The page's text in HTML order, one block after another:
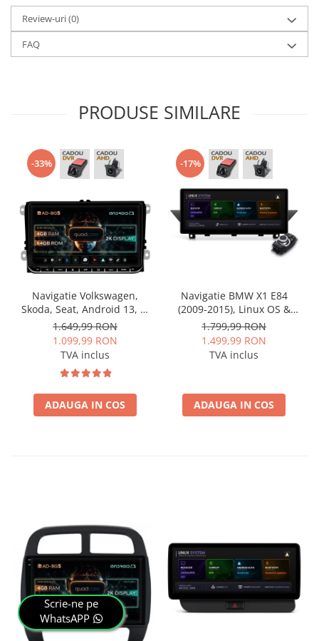
Review-uri(0)
FAQ
PRODUSE SIMILARE
-33%
Navigatie Volkswagen,
Skoda, Seat, Android 13, S-
Quadcore / 4GB RAM +
64GB ROM, 9 Inch - AD-
BGSW94L
1.649,99 RON
1.099,99 RON
TVA inclus
ADAUGA IN COS
-17%
Navigatie BMW X1 E84
(2009-2015), Linux OS &
OEM, Varianta iDrive,
CarPlay & Android Auto
Wireless, MirrorLink,
Camera AHD, 12.3 Inch -
BGRKITBM004
1.799,99 RON
1.499,99 RON
TVA inclus
ADAUGA IN COS
Scrie-ne pe
WhatsAPP